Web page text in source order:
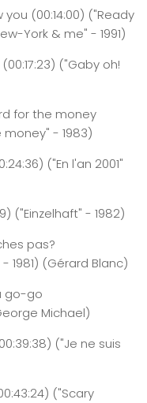
you (00:14:00) ("Ready
York & me" - 1991)
(00:17:23) ("Gaby oh!
for the money
- 1983)
0:24:36) ("En l'an 2001"
) ("Einzelhaft" - 1982)
pas?
1981) (Gérard Blanc)
go-go
Michael)
0:39:38) ("Je ne suis
0:43:24) ("Scary